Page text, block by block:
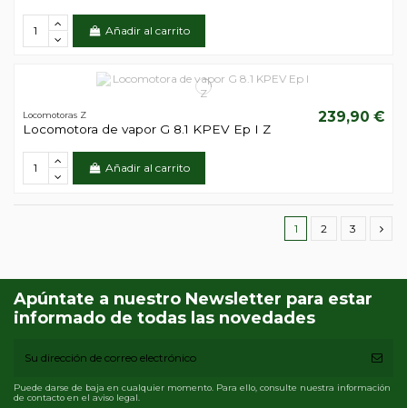
Añadir al carrito
Locomotoras Z
Locomotora de vapor G 8.1 KPEV Ep I Z
239,90 €
Añadir al carrito
1 2 3
Apúntate a nuestro Newsletter para estar
informado de todas las novedades
Puede darse de baja en cualquier momento. Para ello, consulte nuestra información
de contacto en el aviso legal.